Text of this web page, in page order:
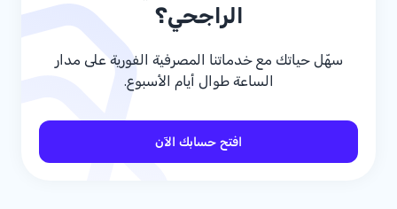
الراجحي؟
سهّل حياتك مع خدماتنا المصرفية الفورية على مدار
الساعة طوال أيام الأسبوع.
افتح حسابك الآن